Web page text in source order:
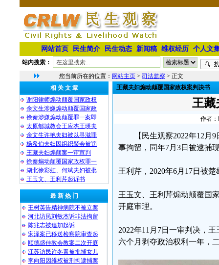
网站首页 民生简介 民生动态 新闻稿 维权经历 个人文
站内搜索：
您当前所在的位置： 网站主页 > 司法监察 > 正文
相 关 文 章
谢阳律师煽动颠覆国家政权
余文生涉嫌煽动颠覆国家政
徐秦涉嫌煽动颠覆罪一案即
太原郇城教会王应杰王瑛夫
余文生许艳夫妇被以寻滋罪
杨希伯夫妇因组织聚会被罚
王藏夫妇煽颠案一审宣判
徐秦煽动颠覆国家政权罪一
湖北徐彩虹、何斌夫妇被批
王玉文、王利芹起诉书
最 新 热 门
王树英告精神病院不被立案
河北访民刘敏杰诉非法拘留
陈兆志被追加起诉
宋泽案已移送检察院审查起
顺德盛佳教会教案二次开庭
江苏访民许冬青被批捕女儿
李向阳因维权被刑拘逮捕案
王藏夫妇煽动颠覆国家政权案判决书
王藏
作者：
【民生观察2022年12
事拘留，同年7月3日被逮捕
王利芹，2020年6月17日被
王玉文、王利芹煽动颠覆国
开庭审理。
2022年11月7日一审判决，
六个月剥夺政治权利一年，